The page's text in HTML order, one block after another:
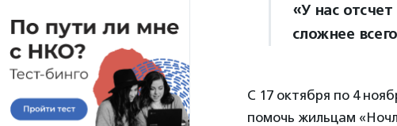
«У нас
сложнее
С 17 октября по 4
помочь жильцам